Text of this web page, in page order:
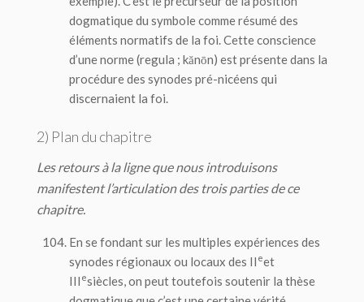
dogmatique du symbole comme résumé des
éléments normatifs de la foi. Cette conscience
d’une norme (regula ; kanōn) est présente dans la
procédure des synodes pré-nicéens qui
discernaient la foi.
2) Plan du chapitre
Les retours à la ligne que nous introduisons
manifestent l’articulation des trois parties de ce
chapitre.
En se fondant sur les multiples expériences des
synodes régionaux ou locaux des II eet
III esiècles, on peut toutefois soutenir la thèse